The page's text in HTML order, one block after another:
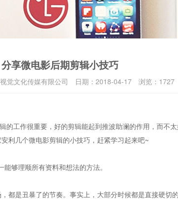
分享微电影后期剪辑小技巧
觉文化传媒有限公司 日期： 2018-04-17 浏览： 1727
工作很重要，好的剪辑能起到推波助澜的作用，而不
利几个微电影剪辑的小技巧，赶紧学习起来吧~
够理顺所有资料和想法的方法。
是丑暴了的节奏。事实上，大部分时候都是直接硬切的